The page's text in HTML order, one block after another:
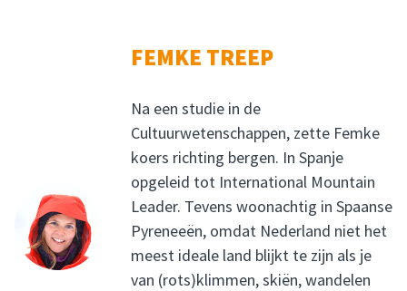
FEMKE TREEP
Na een studie in de
Cultuurwetenschappen, zette Femke
koers richting bergen. In Spanje
opgeleid tot International Mountain
Leader. Tevens woonachtig in Spaanse
Pyreneeën, omdat Nederland niet het
meest ideale land blijkt te zijn als je
van (rots)klimmen, skiën, wandelen